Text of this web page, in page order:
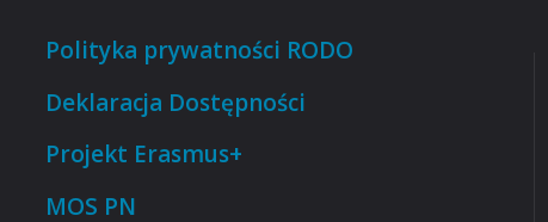
Polityka prywatności RODO
Deklaracja Dostępności
Projekt Erasmus+
MOS PN